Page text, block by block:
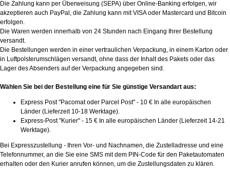
Die Zahlung kann per Überweisung (SEPA) über Online-Banking erfolgen, wir
akzeptieren auch PayPal, die Zahlung kann mit VISA oder Mastercard und Bitcoin
erfolgen.
Die Waren werden innerhalb von 24 Stunden nach Eingang Ihrer Bestellung
versandt.
Die Bestellungen werden in einer vertraulichen Verpackung, in einem Karton oder
in Luftpolsterumschlägen versandt, ohne dass der Inhalt des Pakets oder das
Lager des Absenders auf der Verpackung angegeben sind.
Wählen Sie bei der Bestellung eine für Sie günstige Versandart aus:
Express Post "Pacomat oder Parcel Post" - 10 € In alle europäischen
Länder (Lieferzeit 10-18 Werktage).
Express-Post "Kurier" - 15 € In alle europäischen Länder (Lieferzeit 14-21
Werktage).
Bei Expresszustellung - Ihren Vor- und Nachnamen, die Zustelladresse und eine
Telefonnummer, an die Sie eine SMS mit dem PIN-Code für den Paketautomaten
erhalten oder den Kurier anrufen können, um die Zustellungsdaten zu klären.